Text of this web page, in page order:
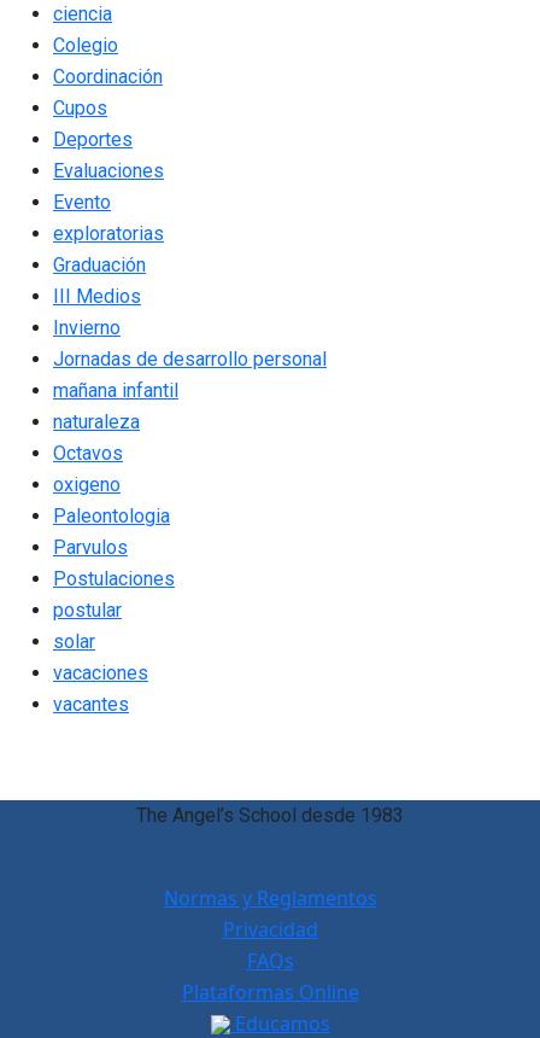
ciencia
Colegio
Coordinación
Cupos
Deportes
Evaluaciones
Evento
exploratorias
Graduación
III Medios
Invierno
Jornadas de desarrollo personal
mañana infantil
naturaleza
Octavos
oxigeno
Paleontologia
Parvulos
Postulaciones
postular
solar
vacaciones
vacantes
The Angel’s School desde 1983
Normas y Reglamentos
Privacidad
FAQs
Plataformas Online
Educamos